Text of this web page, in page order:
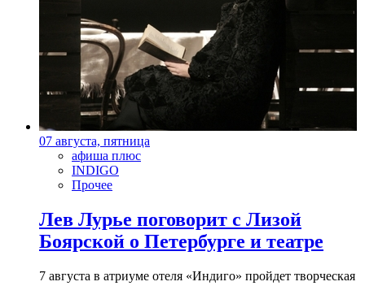
07 августа, пятница
афиша плюс
INDIGO
Прочее
Лев Лурье поговорит с Лизой
Боярской о Петербурге и театре
7 августа в атриуме отеля «Индиго» пройдет творческая